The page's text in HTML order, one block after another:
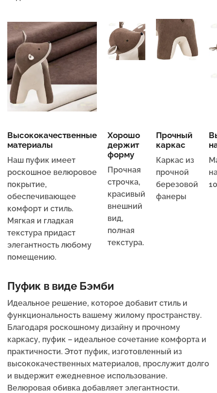
Высококачественные
материалы
Наш пуфик имеет
роскошное велюровое
покрытие,
обеспечивающее
комфорт и стиль.
Мягкая и гладкая
текстура придаст
элегантность любому
помещению.
Хорошо
держит
форму
Прочная
строчка,
красивый
внешний
вид,
полная
текстура.
Прочный
каркас
Каркас из
прочной
березовой
фанеры
Пуфик в виде Бэмби
Идеальное решение, которое добавит стиль и
функциональность вашему жилому пространству.
Благодаря роскошному дизайну и прочному
каркасу, пуфик – идеальное сочетание комфорта и
практичности. Этот пуфик, изготовленный из
высококачественных материалов, прослужит долго
и выдержит ежедневное использование.
Велюровая обивка добавляет элегантности.